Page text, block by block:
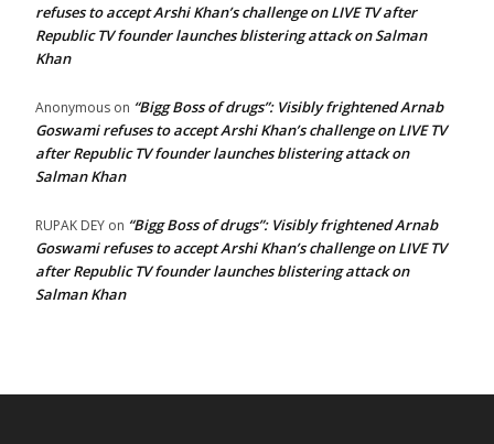
refuses to accept Arshi Khan’s challenge on LIVE TV after
Republic TV founder launches blistering attack on Salman
Khan
Anonymous on “Bigg Boss of drugs”: Visibly frightened Arnab
Goswami refuses to accept Arshi Khan’s challenge on LIVE TV
after Republic TV founder launches blistering attack on
Salman Khan
RUPAK DEY on “Bigg Boss of drugs”: Visibly frightened Arnab
Goswami refuses to accept Arshi Khan’s challenge on LIVE TV
after Republic TV founder launches blistering attack on
Salman Khan